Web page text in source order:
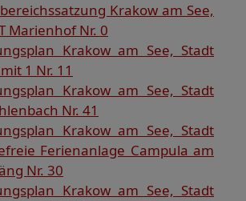
Krakow am See,
Marienhof Nr. 0
Krakow am See, Stadt
1 Nr. 11
Krakow am See, Stadt
Nr. 41
Krakow am See, Stadt
Ferienanlage Campula am
Nr. 30
Krakow am See, Stadt